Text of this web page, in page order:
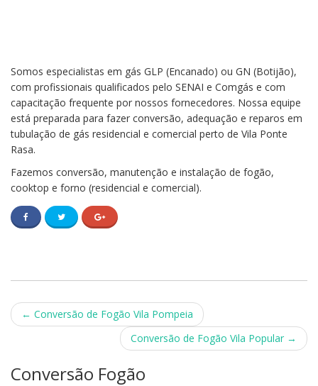
Somos especialistas em gás GLP (Encanado) ou GN (Botijão),
com profissionais qualificados pelo SENAI e Comgás e com
capacitação frequente por nossos fornecedores. Nossa equipe
está preparada para fazer conversão, adequação e reparos em
tubulação de gás residencial e comercial perto de Vila Ponte
Rasa.
Fazemos conversão, manutenção e instalação de fogão,
cooktop e forno (residencial e comercial).
Post
navigation
← Conversão de Fogão Vila Pompeia
Conversão de Fogão Vila Popular →
Conversão Fogão